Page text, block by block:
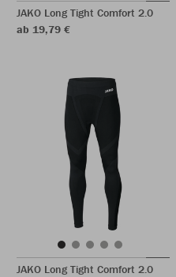
JAKO Long Tight Comfort 2.0
ab 19,79 €
JAKO Long Tight Comfort 2.0